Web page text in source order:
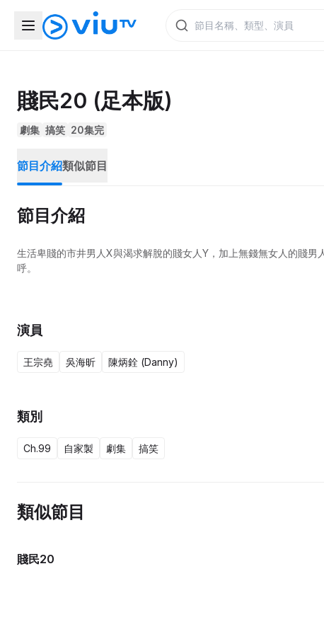
賤民20 (足本版)
劇集 搞笑 20集完
節目介紹類似節目
節目介紹
生活卑賤的市井男人X與渴求解脫的賤女人Y，加上無錢無女人的賤
呼。
演員
王宗堯 吳海昕 陳炳銓 (Danny)
類別
Ch.99 自家製 劇集 搞笑
類似節目
賤民20